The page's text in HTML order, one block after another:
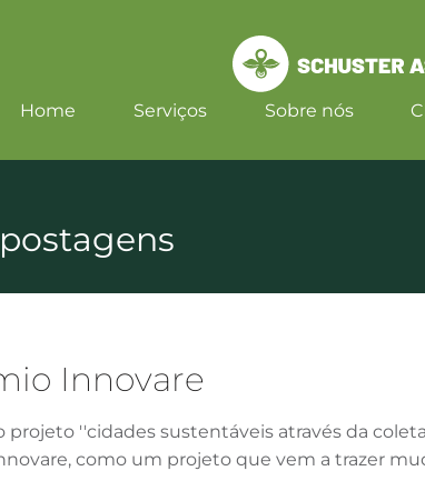
Home Serviços Sobre nós
Innovare
projeto ''cidades sustentáveis através da
como um projeto que vem a trazer